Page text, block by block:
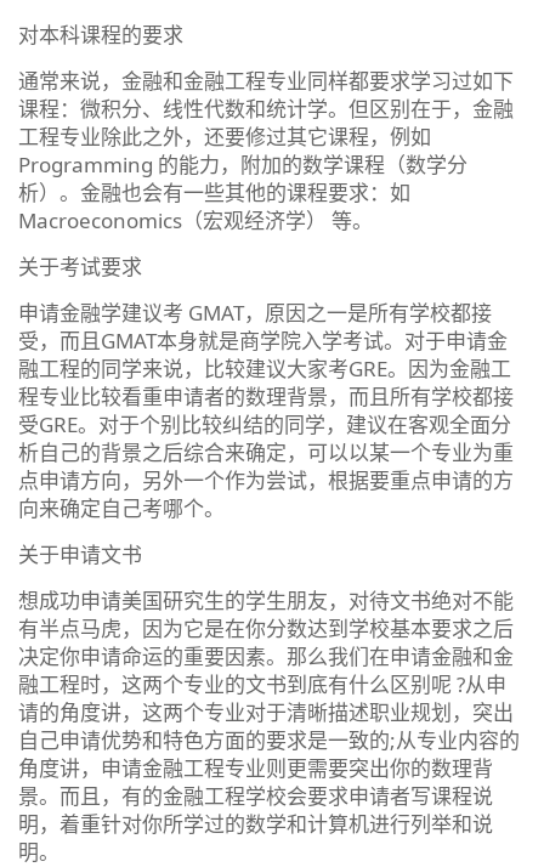
对本科课程的要求
通常来说，金融和金融工程专业同样都要求学习过如下
课程：微积分、线性代数和统计学。但区别在于，金融
工程专业除此之外，还要修过其它课程，例如
Programming 的能力，附加的数学课程（数学分
析）。金融也会有一些其他的课程要求：如
Macroeconomics（宏观经济学） 等。
关于考试要求
申请金融学建议考 GMAT，原因之一是所有学校都接
受，而且GMAT本身就是商学院入学考试。对于申请金
融工程的同学来说，比较建议大家考GRE。因为金融工
程专业比较看重申请者的数理背景，而且所有学校都接
受GRE。对于个别比较纠结的同学，建议在客观全面分
析自己的背景之后综合来确定，可以以某一个专业为重
点申请方向，另外一个作为尝试，根据要重点申请的方
向来确定自己考哪个。
关于申请文书
想成功申请美国研究生的学生朋友，对待文书绝对不能
有半点马虎，因为它是在你分数达到学校基本要求之后
决定你申请命运的重要因素。那么我们在申请金融和金
融工程时，这两个专业的文书到底有什么区别呢 ?从申
请的角度讲，这两个专业对于清晰描述职业规划，突出
自己申请优势和特色方面的要求是一致的;从专业内容的
角度讲，申请金融工程专业则更需要突出你的数理背
景。而且，有的金融工程学校会要求申请者写课程说
明，着重针对你所学过的数学和计算机进行列举和说
明。